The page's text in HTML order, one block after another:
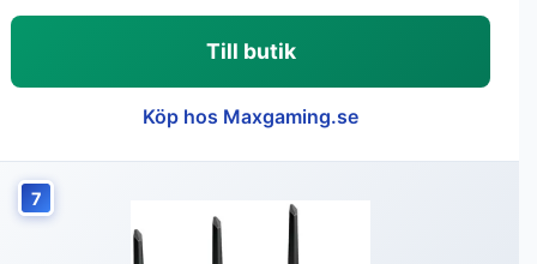
Till butik
Köp hos Maxgaming.se
7